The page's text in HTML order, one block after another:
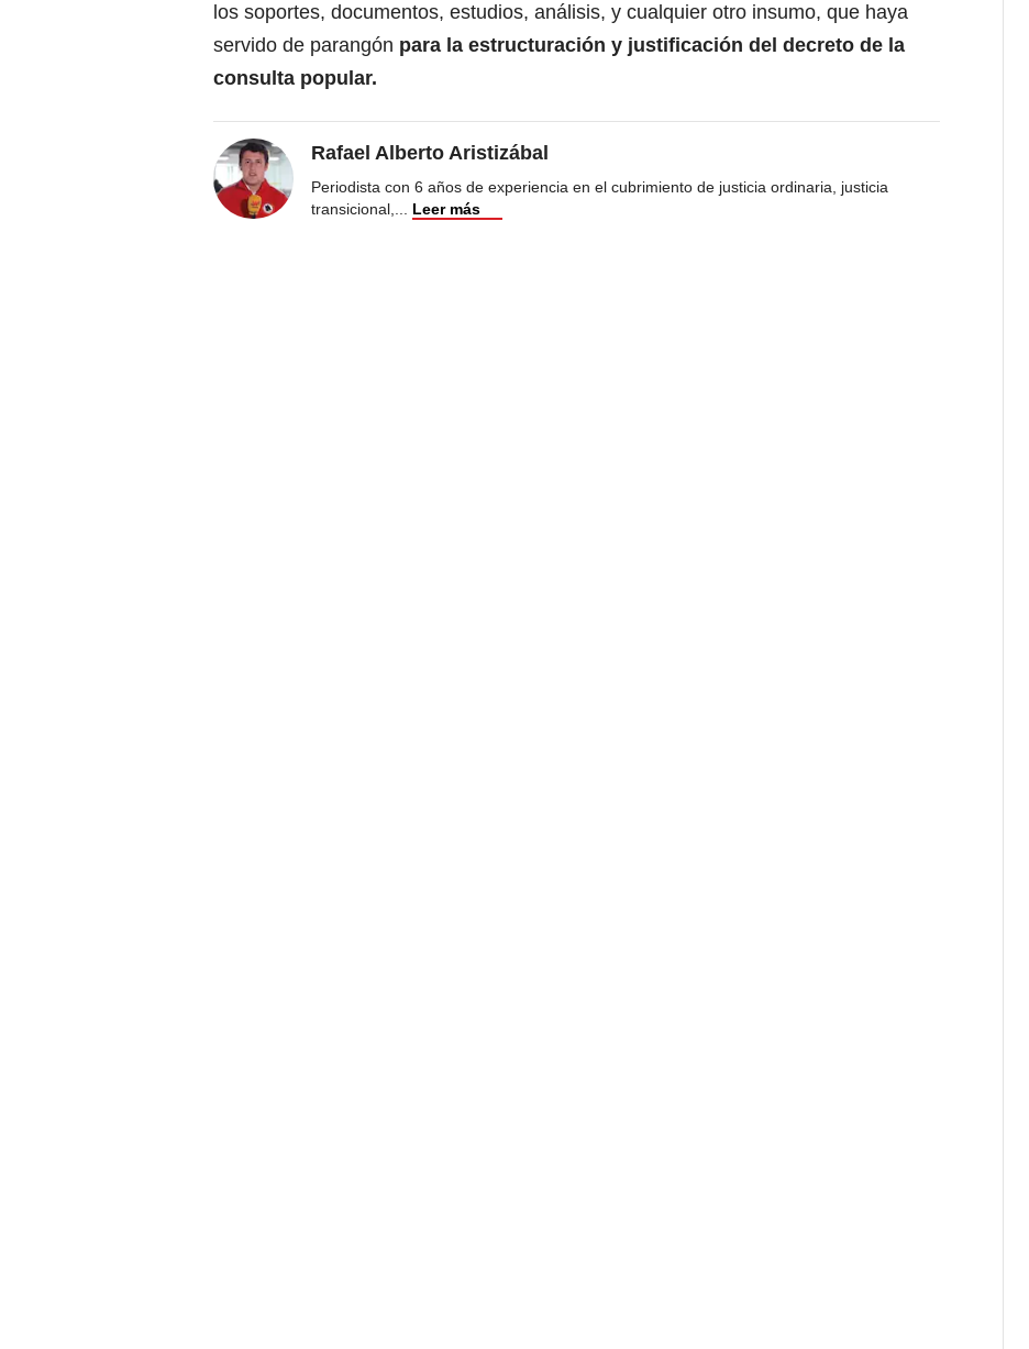
los soportes, documentos, estudios, análisis, y cualquier otro insumo, que haya
servido de parangón para la estructuración y justificación del decreto de la
consulta popular.
Rafael Alberto Aristizábal
Periodista con 6 años de experiencia en el cubrimiento de justicia ordinaria, justicia
transicional,... Leer más